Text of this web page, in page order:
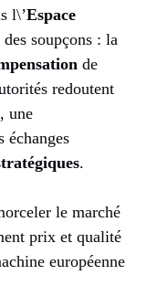
l\’Espace
soupçons : la
de
redoutent
, une
échanges
.
le marché
prix et qualité
européenne